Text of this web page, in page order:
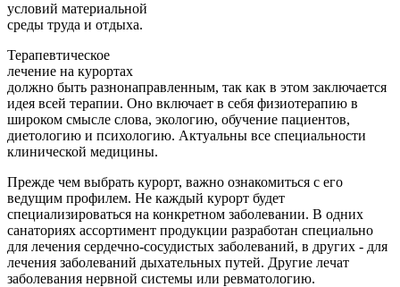
условий материальной
среды труда и отдыха.
Терапевтическое
лечение на курортах
должно быть разнонаправленным, так как в этом заключается
идея всей терапии. Оно включает в себя физиотерапию в
широком смысле слова, экологию, обучение пациентов,
диетологию и психологию. Актуальны все специальности
клинической медицины.
Прежде чем выбрать курорт, важно ознакомиться с его
ведущим профилем. Не каждый курорт будет
специализироваться на конкретном заболевании. В одних
санаториях ассортимент продукции разработан специально
для лечения сердечно-сосудистых заболеваний, в других - для
лечения заболеваний дыхательных путей. Другие лечат
заболевания нервной системы или ревматологию.